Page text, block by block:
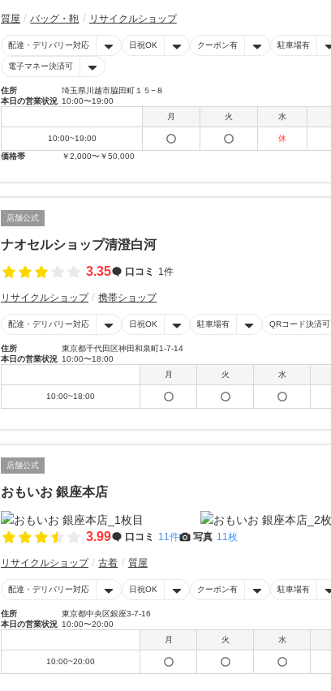
質屋 バッグ・鞄 リサイクルショップ
配達・デリバリー対応 日祝OK クーポン有 駐車場有
電子マネー決済可
住所
埼玉県川越市脇田町１５−８
本日の営業状況 10:00〜19:00
月
火 水
10:00~19:00
休
価格帯
￥2,000〜￥50,000
店舗公式
ナオセルショップ清澄白河
3.35
口コミ 1件
リサイクルショップ 携帯ショップ
配達・デリバリー対応 日祝OK 駐車場有 QRコード決済可
住所
東京都千代田区神田和泉町1-7-14
本日の営業状況 10:00〜18:00
月
火 水
10:00~18:00
店舗公式
おもいお 銀座本店
3.99 口コミ 11件 写真 11枚
リサイクルショップ 古着 質屋
配達・デリバリー対応 日祝OK クーポン有 駐車場有
住所
東京都中央区銀座3-7-16
本日の営業状況 10:00〜20:00
月
火 水
10:00~20:00